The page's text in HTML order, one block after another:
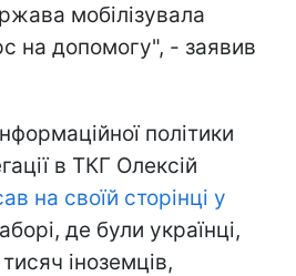
мобілізувала
на допомогу", - заявив
політики
в ТКГ Олексій
на своїй сторінці у
де були українці,
іноземців,